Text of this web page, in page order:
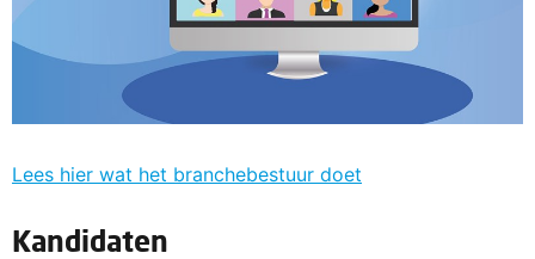
Lees hier wat het branchebestuur doet
Kandidaten